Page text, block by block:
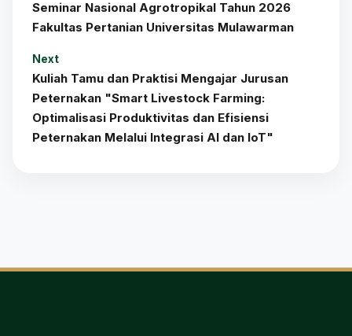
Seminar Nasional Agrotropikal Tahun 2026
Fakultas Pertanian Universitas Mulawarman
Next
Kuliah Tamu dan Praktisi Mengajar Jurusan
Peternakan "Smart Livestock Farming:
Optimalisasi Produktivitas dan Efisiensi
Peternakan Melalui Integrasi AI dan IoT"